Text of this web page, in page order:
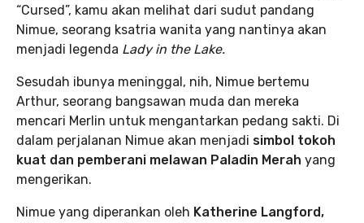
“Cursed”, kamu akan melihat dari sudut pandang
Nimue, seorang ksatria wanita yang nantinya akan
menjadi legenda Lady in the Lake.
Sesudah ibunya meninggal, nih, Nimue bertemu
Arthur, seorang bangsawan muda dan mereka
mencari Merlin untuk mengantarkan pedang sakti. Di
dalam perjalanan Nimue akan menjadi simbol tokoh
kuat dan pemberani melawan Paladin Merah yang
mengerikan.
Nimue yang diperankan oleh Katherine Langford,